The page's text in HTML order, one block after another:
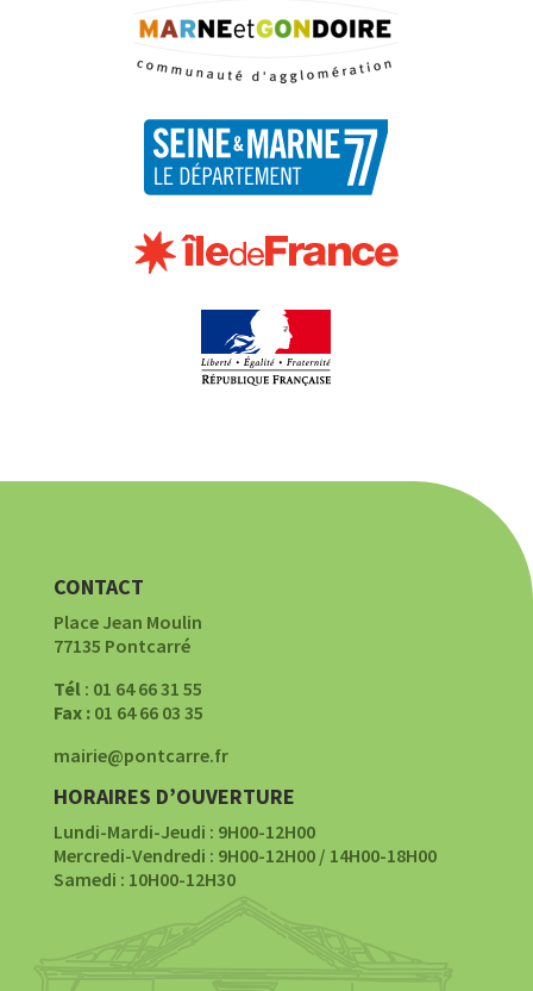
CONTACT
Place Jean Moulin
77135 Pontcarré
Tél: 01 64 66 31 55
Fax :01 64 66 03 35
mairie@pontcarre.fr
HORAIRES D’OUVERTURE
Lundi-Mardi-Jeudi : 9H00-12H00
Mercredi-Vendredi : 9H00-12H00 / 14H00-18H00
Samedi : 10H00-12H30